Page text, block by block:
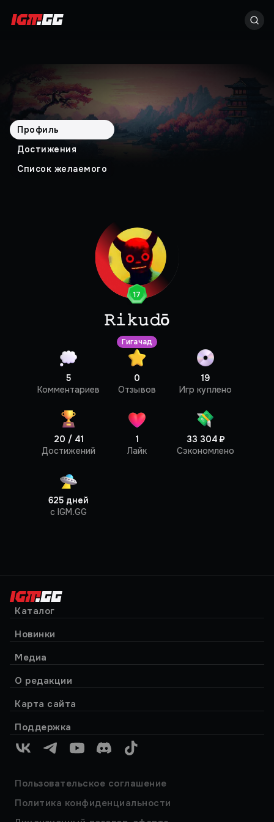
Профиль
Достижения
Список желаемого
Профиль
17
𝚁𝚒𝚔𝚞𝚍ō
Гигачад
5
Комментариев
0
Отзывов
19
Игр куплено
20 / 41
Достижений
1
Лайк
33 304 ₽
Сэкономлено
625 дней
c IGM.GG
Каталог
Новинки
Медиа
О редакции
Карта сайта
Поддержка
VK TelegramYouTubeDiscordTikTok
Пользовательское соглашение
Политика конфиденциальности